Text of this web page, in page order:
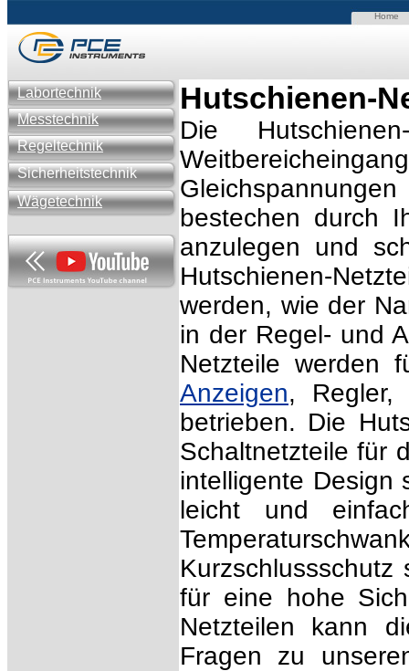
Home
Labortechnik
Messtechnik
Regeltechnik
Sicherheitstechnik
Wägetechnik
Hutschienen-
Die
bestechen durch
anzulegen und
Hutschienen-
werden, wie der
in der Regel- und
Netzteile werden
Anzeigen, Regler,
betrieben. Die
Schaltnetzteile für
intelligente Design
leicht und
für eine hohe
Netzteilen kann
Fragen zu